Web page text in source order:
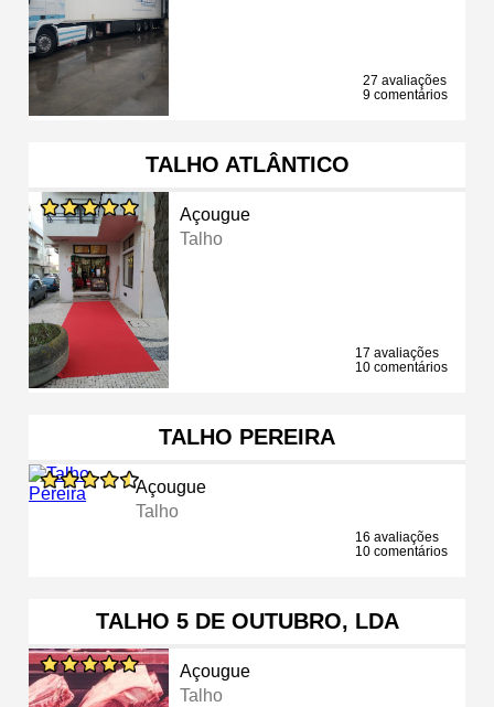
27 avaliações
9 comentários
TALHO ATLÂNTICO
Açougue
Talho
17 avaliações
10 comentários
TALHO PEREIRA
Açougue
Talho
16 avaliações
10 comentários
TALHO 5 DE OUTUBRO, LDA
Açougue
Talho